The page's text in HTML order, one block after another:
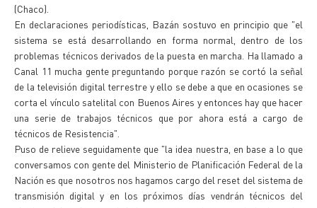
(Chaco).
En declaraciones periodísticas, Bazán sostuvo en principio que "el
sistema se está desarrollando en forma normal, dentro de los
problemas técnicos derivados de la puesta en marcha. Ha llamado a
Canal 11 mucha gente preguntando porque razón se cortó la señal
de la televisión digital terrestre y ello se debe a que en ocasiones se
corta el vínculo satelital con Buenos Aires y entonces hay que hacer
una serie de trabajos técnicos que por ahora está a cargo de
técnicos de Resistencia".
Puso de relieve seguidamente que "la idea nuestra, en base a lo que
conversamos con gente del Ministerio de Planificación Federal de la
Nación es que nosotros nos hagamos cargo del reset del sistema de
transmisión digital y en los próximos días vendrán técnicos del